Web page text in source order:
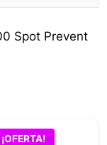
Spot Prevent
¡OFERTA!